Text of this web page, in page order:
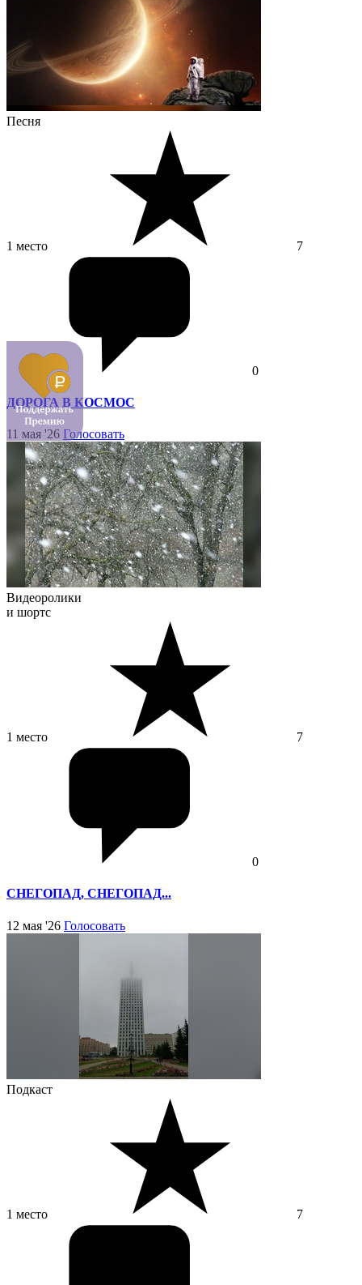
Песня
1 место 7
0
ДОРОГА В КОСМОС
11 мая '26 Голосовать
Видеоролики
и шортс
1 место 7
0
СНЕГОПАД, СНЕГОПАД...
12 мая '26 Голосовать
Подкаст
1 место 7